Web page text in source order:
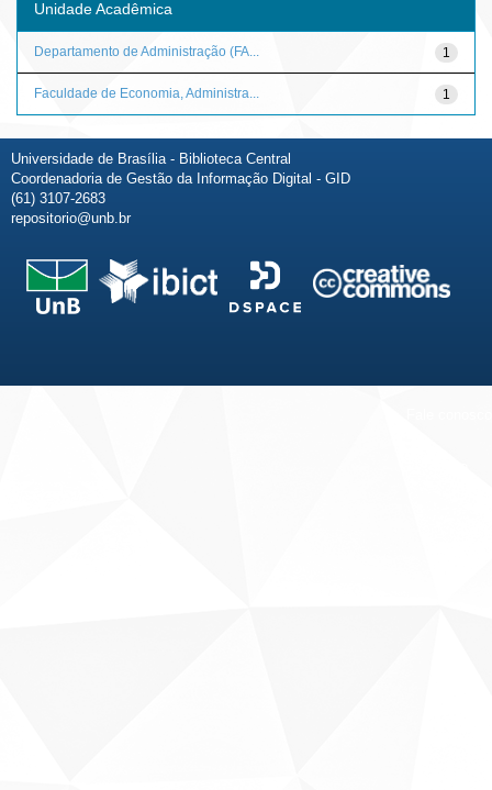
Unidade Acadêmica
1
Departamento de Administração (FA...
1
Faculdade de Economia, Administra...
Universidade de Brasília - Biblioteca Central
Coordenadoria de Gestão da Informação Digital - GID
(61) 3107-2683
repositorio@unb.br